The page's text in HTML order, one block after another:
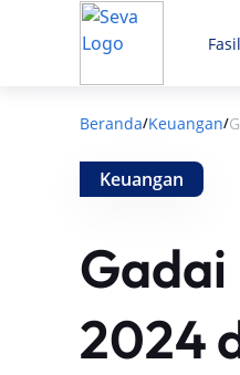
Beranda/Keuangan/
Keuangan
Gadai
2024